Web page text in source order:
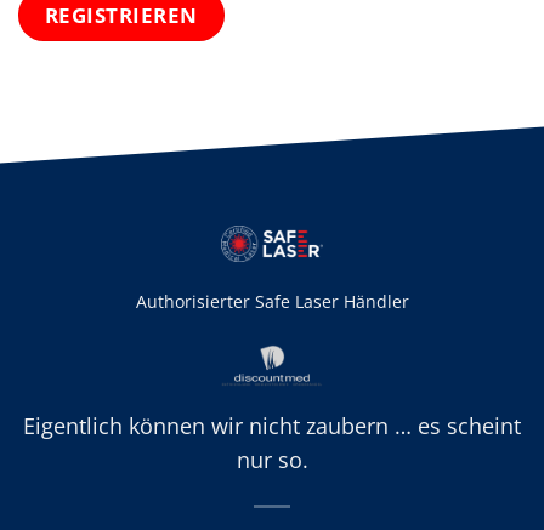
REGISTRIEREN
Authorisierter Safe Laser Händler
Eigentlich können wir nicht zaubern … es scheint
nur so.